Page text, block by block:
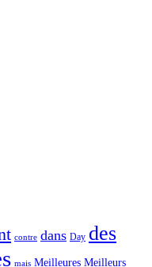
contre dans Day des
mais Meilleures Meilleurs